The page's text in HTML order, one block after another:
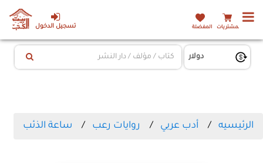
تسجيل الدخول المشتريات المفضلة
الرئيسيه أدب عربي روايات رعب ساعة الذئب